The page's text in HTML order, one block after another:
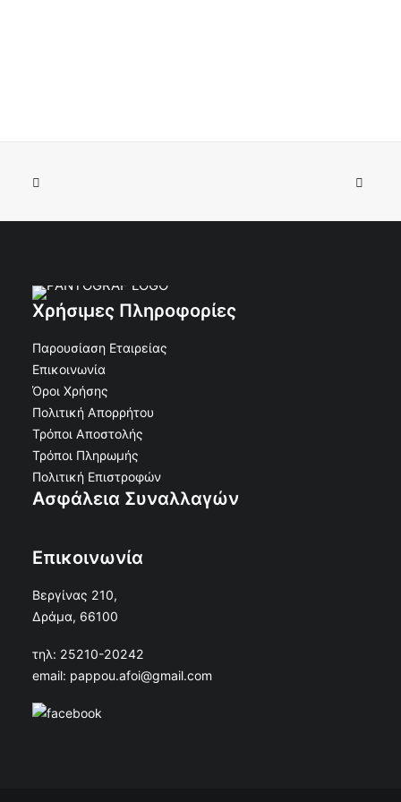
Κωδικός: 30-12370
Χρήσιμες Πληροφορίες
Παρουσίαση Εταιρείας
Επικοινωνία
Όροι Χρήσης
Πολιτική Απορρήτου
Τρόποι Αποστολής
Τρόποι Πληρωμής
Πολιτική Επιστροφών
Ασφάλεια Συναλλαγών
Επικοινωνία
Βεργίνας 210,
Δράμα, 66100
τηλ: 25210-20242
email: pappou.afoi@gmail.com